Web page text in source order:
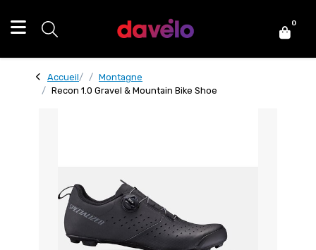
0
Accueil
Montagne
Recon 1.0 Gravel & Mountain Bike Shoe